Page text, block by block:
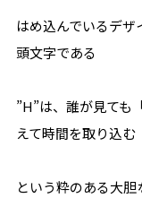
はめ込んでいるデ
頭文字である
”H”は、誰が見ても
えて時間を取り込む
という粋のある大